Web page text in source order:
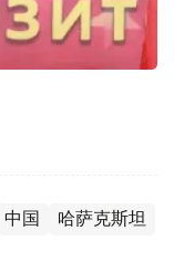
中国 哈萨克斯坦